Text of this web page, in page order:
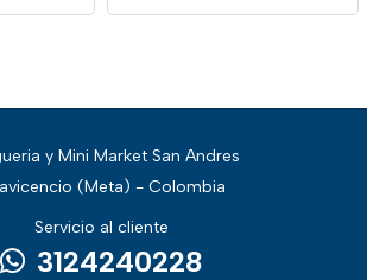
y Mini Market San Andres
(Meta) - Colombia
Servicio al cliente
3124240228